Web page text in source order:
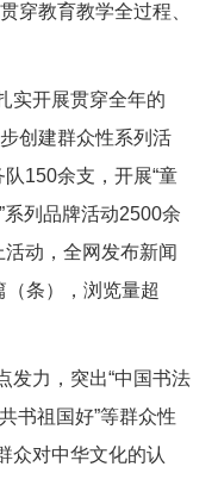
穿教育教学全过程、
实开展贯穿全年的
创建群众性系列活
150余支，开展“童
系列品牌活动2500余
活动，全网发布新闻
条），浏览量超
发力，突出“中国书法
书祖国好”等群众性
众对中华文化的认